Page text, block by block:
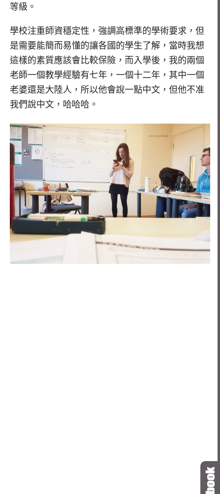
等級。
學校注重師資穩定性，強調高標準的學術要求，但
是需要能簡而易懂的讓各國的學生了解，當時我想
這樣的素質應該會比較保險，而入學後，我的兩個
老師一個教學經驗有七年，一個十二年，其中一個
老婆還是大陸人，所以他會說一點中文，但他不准
我們說中文，哈哈哈。